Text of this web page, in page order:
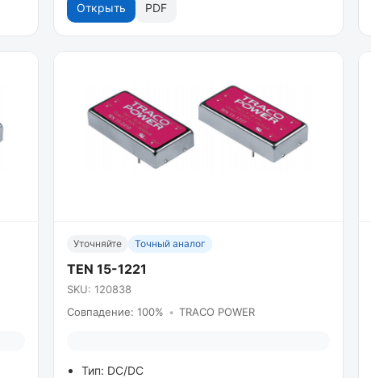
Открыть PDF
Уточняйте Точный аналог
TEN 15-1221
SKU: 120838
Совпадение: 100% • TRACO POWER
Тип: DC/DC